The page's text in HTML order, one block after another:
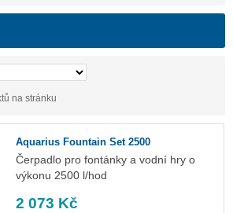
na stránku
Aquarius Fountain Set 2500
Čerpadlo pro fontánky a vodní hry o
výkonu 2500 l/hod
2 073 Kč